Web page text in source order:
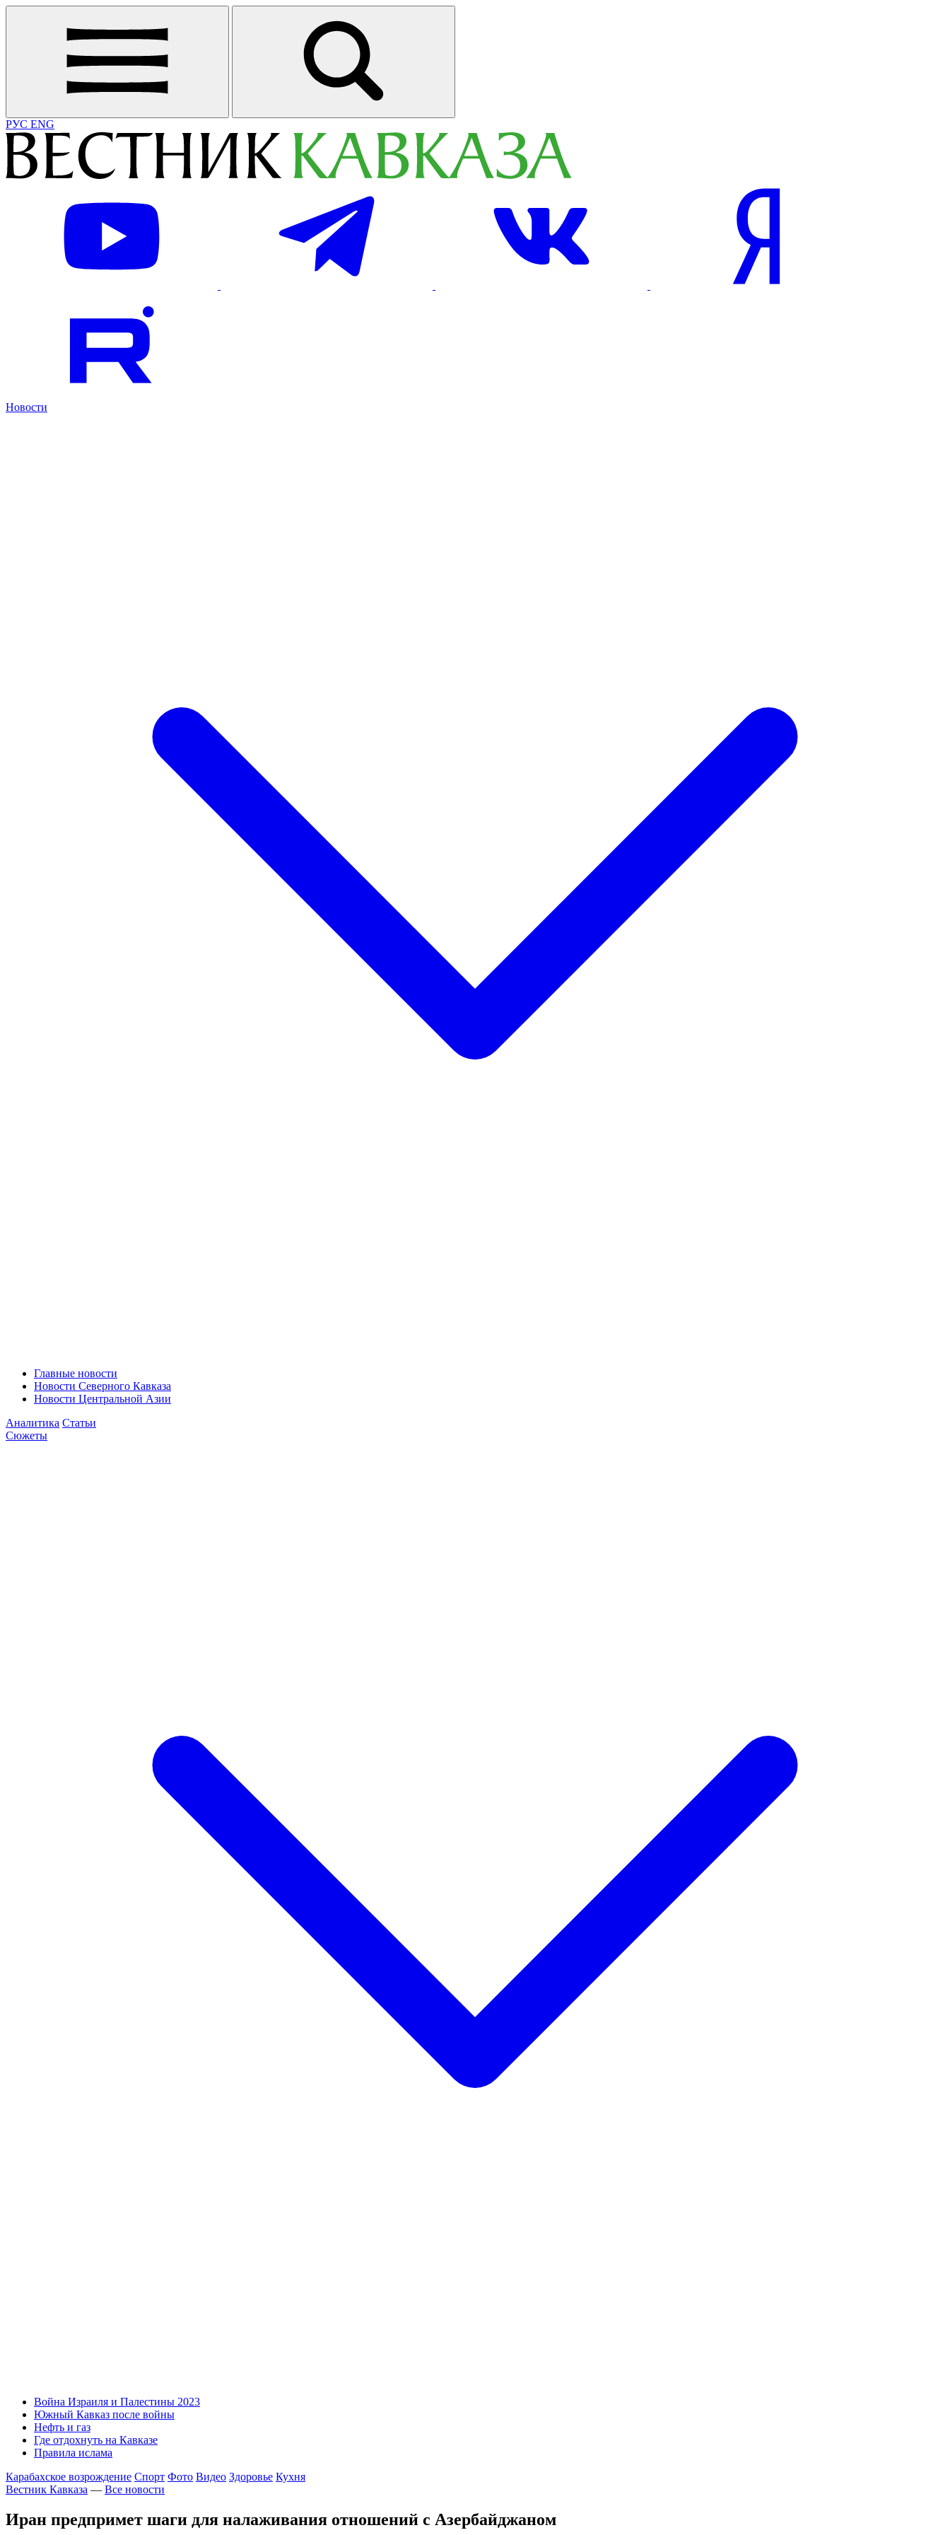
РУС ENG
Новости
Главные новости
Новости Северного Кавказа
Новости Центральной Азии
Аналитика Статьи
Сюжеты
Война Израиля и Палестины 2023
Южный Кавказ после войны
Нефть и газ
Где отдохнуть на Кавказе
Правила ислама
Карабахское возрождение Спорт Фото Видео Здоровье Кухня
Вестник Кавказа — Все новости
Иран предпримет шаги для налаживания отношений с Азербайджаном